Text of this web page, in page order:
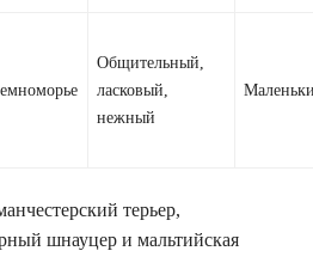
Общительный,
ласковый,
нежный
терьер,
шнауцер и мальтийская